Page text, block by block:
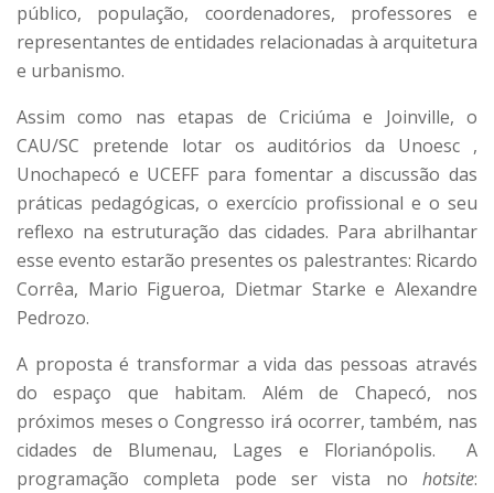
público, população, coordenadores, professores e
representantes de entidades relacionadas à arquitetura
e urbanismo.
Assim como nas etapas de Criciúma e Joinville, o
CAU/SC pretende lotar os auditórios da Unoesc ,
Unochapecó e UCEFF para fomentar a discussão das
práticas pedagógicas, o exercício profissional e o seu
reflexo na estruturação das cidades. Para abrilhantar
esse evento estarão presentes os palestrantes: Ricardo
Corrêa, Mario Figueroa, Dietmar Starke e Alexandre
Pedrozo.
A proposta é transformar a vida das pessoas através
do espaço que habitam. Além de Chapecó, nos
próximos meses o Congresso irá ocorrer, também, nas
cidades de Blumenau, Lages e Florianópolis. A
programação completa pode ser vista no hotsite: